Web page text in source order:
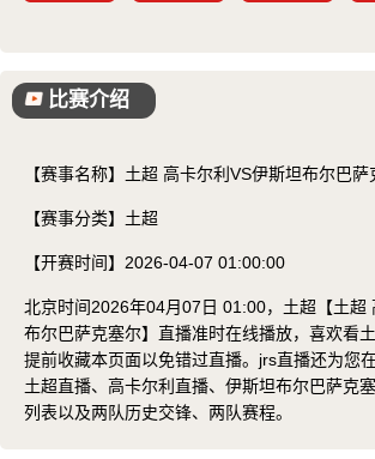
比赛介绍
【赛事名称】 土超 高卡尔利VS伊斯坦布尔巴萨
【赛事分类】 土超
【开赛时间】 2026-04-07 01:00:00
北京时间2026年04月07日 01:00，土超【土超
布尔巴萨克塞尔】直播准时在线播放，喜欢看
提前收藏本页面以免错过直播。jrs直播还为您
土超直播、高卡尔利直播、伊斯坦布尔巴萨克
列表以及两队历史交锋、两队赛程。